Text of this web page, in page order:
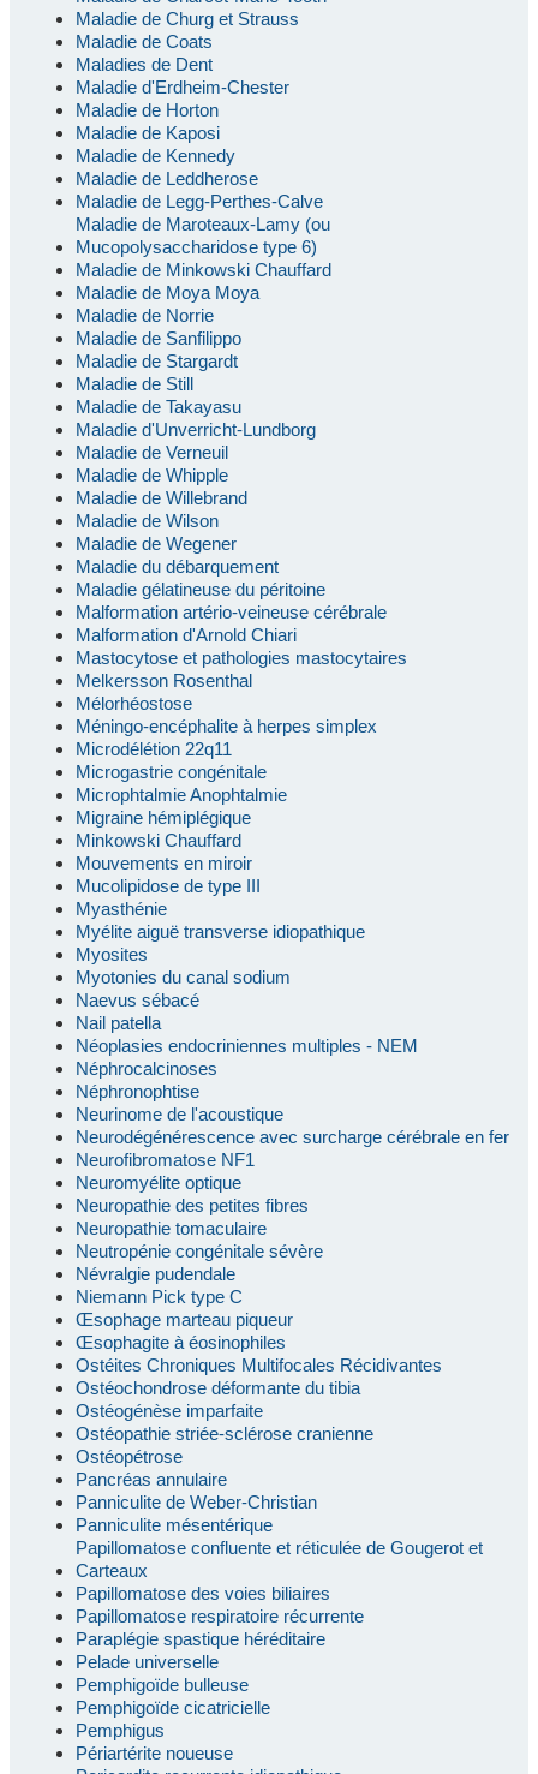
Maladie de Churg et Strauss
Maladie de Coats
Maladies de Dent
Maladie d'Erdheim-Chester
Maladie de Horton
Maladie de Kaposi
Maladie de Kennedy
Maladie de Leddherose
Maladie de Legg-Perthes-Calve
Maladie de Maroteaux-Lamy (ou
Mucopolysaccharidose type 6)
Maladie de Minkowski Chauffard
Maladie de Moya Moya
Maladie de Norrie
Maladie de Sanfilippo
Maladie de Stargardt
Maladie de Still
Maladie de Takayasu
Maladie d'Unverricht-Lundborg
Maladie de Verneuil
Maladie de Whipple
Maladie de Willebrand
Maladie de Wilson
Maladie de Wegener
Maladie du débarquement
Maladie gélatineuse du péritoine
Malformation artério-veineuse cérébrale
Malformation d'Arnold Chiari
Mastocytose et pathologies mastocytaires
Melkersson Rosenthal
Mélorhéostose
Méningo-encéphalite à herpes simplex
Microdélétion 22q11
Microgastrie congénitale
Microphtalmie Anophtalmie
Migraine hémiplégique
Minkowski Chauffard
Mouvements en miroir
Mucolipidose de type III
Myasthénie
Myélite aiguë transverse idiopathique
Myosites
Myotonies du canal sodium
Naevus sébacé
Nail patella
Néoplasies endocriniennes multiples - NEM
Néphrocalcinoses
Néphronophtise
Neurinome de l'acoustique
Neurodégénérescence avec surcharge cérébrale en fer
Neurofibromatose NF1
Neuromyélite optique
Neuropathie des petites fibres
Neuropathie tomaculaire
Neutropénie congénitale sévère
Névralgie pudendale
Niemann Pick type C
Œsophage marteau piqueur
Œsophagite à éosinophiles
Ostéites Chroniques Multifocales Récidivantes
Ostéochondrose déformante du tibia
Ostéogénèse imparfaite
Ostéopathie striée-sclérose cranienne
Ostéopétrose
Pancréas annulaire
Panniculite de Weber-Christian
Panniculite mésentérique
Papillomatose confluente et réticulée de Gougerot et
Carteaux
Papillomatose des voies biliaires
Papillomatose respiratoire récurrente
Paraplégie spastique héréditaire
Pelade universelle
Pemphigoïde bulleuse
Pemphigoïde cicatricielle
Pemphigus
Périartérite noueuse